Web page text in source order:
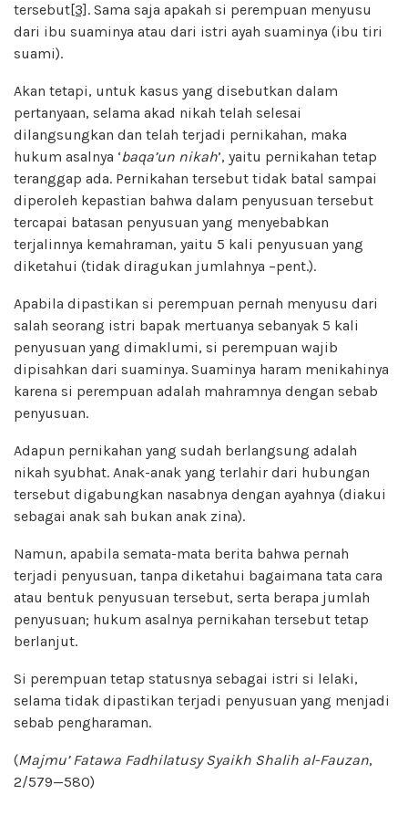
tersebut[3]. Sama saja apakah si perempuan menyusu
dari ibu suaminya atau dari istri ayah suaminya (ibu tiri
suami).
Akan tetapi, untuk kasus yang disebutkan dalam
pertanyaan, selama akad nikah telah selesai
dilangsungkan dan telah terjadi pernikahan, maka
hukum asalnya ‘baqa’un nikah’, yaitu pernikahan tetap
teranggap ada. Pernikahan tersebut tidak batal sampai
diperoleh kepastian bahwa dalam penyusuan tersebut
tercapai batasan penyusuan yang menyebabkan
terjalinnya kemahraman, yaitu 5 kali penyusuan yang
diketahui (tidak diragukan jumlahnya –pent.).
Apabila dipastikan si perempuan pernah menyusu dari
salah seorang istri bapak mertuanya sebanyak 5 kali
penyusuan yang dimaklumi, si perempuan wajib
dipisahkan dari suaminya. Suaminya haram menikahinya
karena si perempuan adalah mahramnya dengan sebab
penyusuan.
Adapun pernikahan yang sudah berlangsung adalah
nikah syubhat. Anak-anak yang terlahir dari hubungan
tersebut digabungkan nasabnya dengan ayahnya (diakui
sebagai anak sah bukan anak zina).
Namun, apabila semata-mata berita bahwa pernah
terjadi penyusuan, tanpa diketahui bagaimana tata cara
atau bentuk penyusuan tersebut, serta berapa jumlah
penyusuan; hukum asalnya pernikahan tersebut tetap
berlanjut.
Si perempuan tetap statusnya sebagai istri si lelaki,
selama tidak dipastikan terjadi penyusuan yang menjadi
sebab pengharaman.
(Majmu’ Fatawa Fadhilatusy Syaikh Shalih al-Fauzan,
2/579—580)